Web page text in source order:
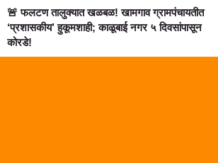
🚨 फलटण तालुक्यात खळबळ! खामगाव ग्रामपंचायतीत
‘प्रशासकीय’ हुकूमशाही; काळूबाई नगर ५ दिवसांपासून
कोरडे!